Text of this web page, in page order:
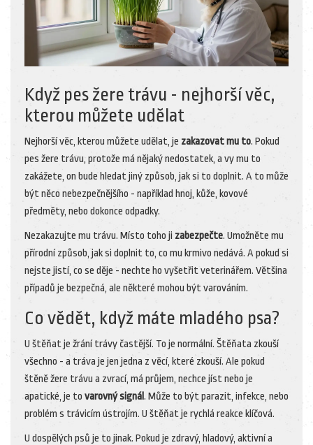
Když pes žere trávu - nejhorší věc,
kterou můžete udělat
Nejhorší věc, kterou můžete udělat, je zakazovat mu to. Pokud
pes žere trávu, protože má nějaký nedostatek, a vy mu to
zakážete, on bude hledat jiný způsob, jak si to doplnit. A to může
být něco nebezpečnějšího - například hnoj, kůže, kovové
předměty, nebo dokonce odpadky.
Nezakazujte mu trávu. Místo toho ji zabezpečte. Umožněte mu
přírodní způsob, jak si doplnit to, co mu krmivo nedává. A pokud si
nejste jistí, co se děje - nechte ho vyšetřit veterinářem. Většina
případů je bezpečná, ale některé mohou být varováním.
Co vědět, když máte mladého psa?
U štěňat je žrání trávy častější. To je normální. Štěňata zkouší
všechno - a tráva je jen jedna z věcí, které zkouší. Ale pokud
štěně žere trávu a zvrací, má průjem, nechce jíst nebo je
apatické, je to varovný signál. Může to být parazit, infekce, nebo
problém s trávicím ústrojím. U štěňat je rychlá reakce klíčová.
U dospělých psů je to jinak. Pokud je zdravý, hladový, aktivní a